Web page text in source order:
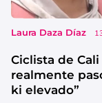
Laura Daza Díaz
Ciclista de
realmente
ki elevado”